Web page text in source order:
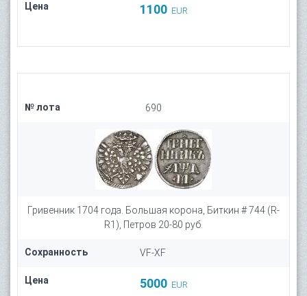
Цена 1100 EUR
№ лота 690
Гривенник 1704 года. Большая корона, Биткин # 744 (R-
R1), Петров 20-80 руб.
Сохранность VF-XF
Цена 5000 EUR